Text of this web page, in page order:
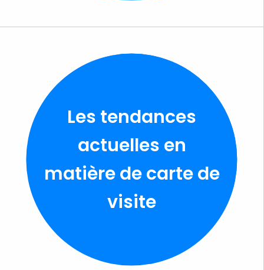
Les tendances
actuelles en
matière de carte de
visite